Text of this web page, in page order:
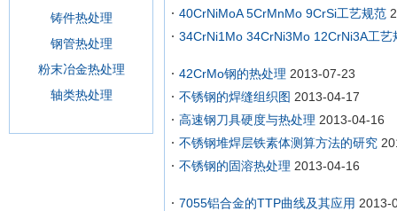
铸件热处理
钢管热处理
粉末冶金热处理
轴类热处理
40CrNiMoA 5CrMnMo 9CrSi工艺规范
34CrNi1Mo 34CrNi3Mo 12CrNi3A工艺
42CrMo钢的热处理 2013-07-23
不锈钢的焊缝组织图 2013-04-17
高速钢刀具硬度与热处理 2013-04-16
不锈钢堆焊层铁素体测算方法的研究
不锈钢的固溶热处理 2013-04-16
7055铝合金的TTP曲线及其应用 2013-